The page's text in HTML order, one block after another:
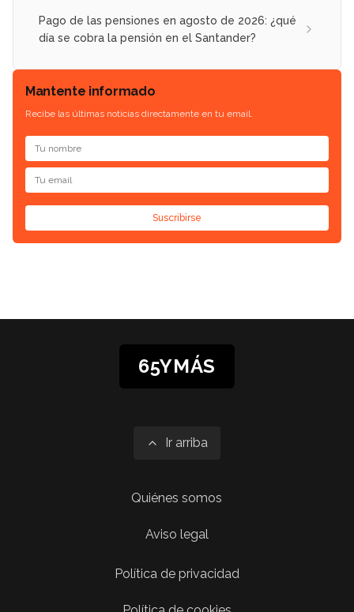
Pago de las pensiones en agosto de 2026: ¿qué
día se cobra la pensión en el Santander?
Mantente informado
Recibe las últimas noticias directamente en tu email.
Suscribirse
65YMÁS
Ir arriba
Quiénes somos
Aviso legal
Política de privacidad